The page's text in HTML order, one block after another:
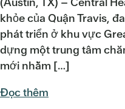
khỏe của Quận Travis,
phát triển ở khu vực
dựng một trung tâm
mới nhằm […]
Đọc thêm